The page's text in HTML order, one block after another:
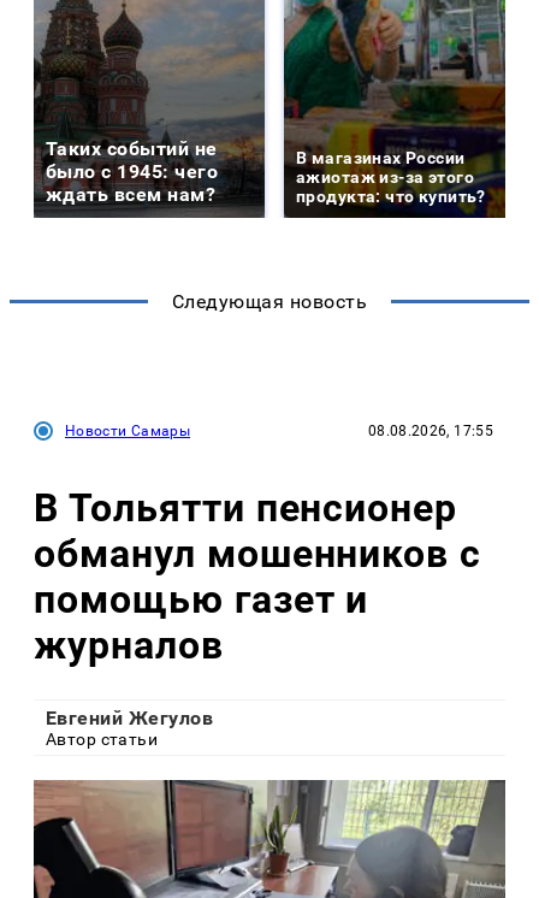
Таких событий не
было с 1945: чего
ждать всем нам?
В магазинах России
ажиотаж из-за этого
продукта: что купить?
Следующая новость
Новости Самары 08.08.2026, 17:55
В Тольятти пенсионер
обманул мошенников с
помощью газет и
журналов
Евгений Жегулов
Автор статьи